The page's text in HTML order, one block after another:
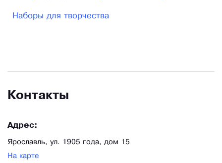
Наборы для творчества
Контакты
Адрес:
Ярославль, ул. 1905 года, дом 15
На карте